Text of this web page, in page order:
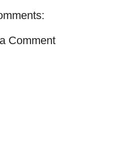
Comment